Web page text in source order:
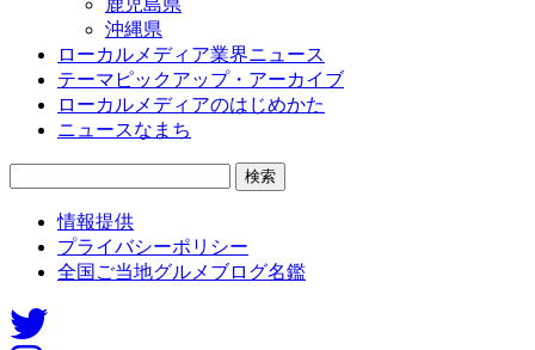
沖縄県
ローカルメディア業界ニュース
テーマピックアップ・アーカイブ
ローカルメディアのはじめかた
ニュースなまち
情報提供
プライバシーポリシー
全国ご当地グルメブログ名鑑